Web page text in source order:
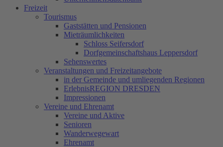
Freizeit
Tourismus
Gaststätten und Pensionen
Mieträumlichkeiten
Schloss Seifersdorf
Dorfgemeinschaftshaus Leppersdorf
Sehenswertes
Veranstaltungen und Freizeitangebote
in der Gemeinde und umliegenden Regionen
ErlebnisREGION DRESDEN
Impressionen
Vereine und Ehrenamt
Vereine und Aktive
Senioren
Wanderwegewart
Ehrenamt